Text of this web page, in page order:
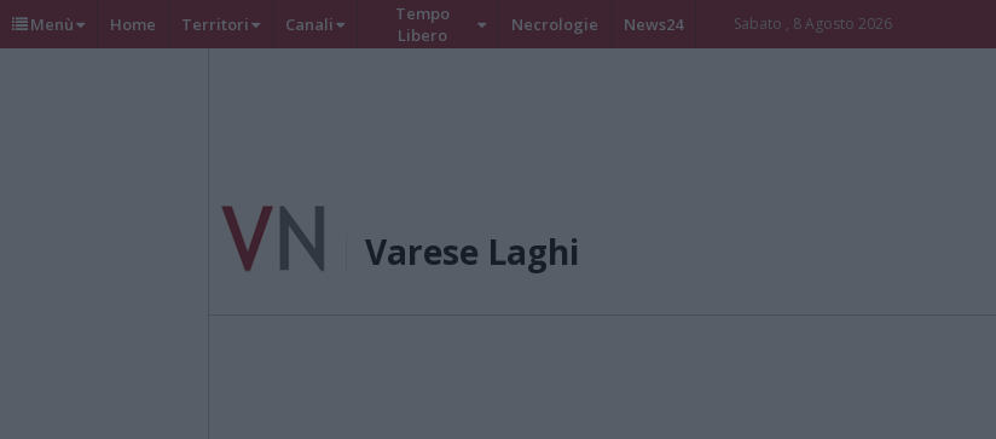
Menù Home Territori Canali
Tempo
Libero
Necrologie News24 Sabato , 8 Agosto 2026
Varese Laghi